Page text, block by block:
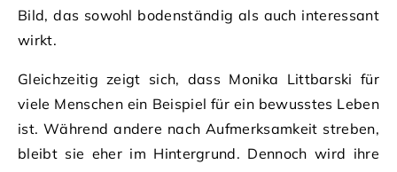
Bild, das sowohl bodenständig als auch interessant
wirkt.
Gleichzeitig zeigt sich, dass Monika Littbarski für
viele Menschen ein Beispiel für ein bewusstes Leben
ist. Während andere nach Aufmerksamkeit streben,
bleibt sie eher im Hintergrund. Dennoch wird ihre